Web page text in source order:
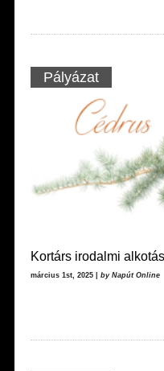
Pályázat
Kortárs irodalmi
március 1st, 2025 | by Napút Online